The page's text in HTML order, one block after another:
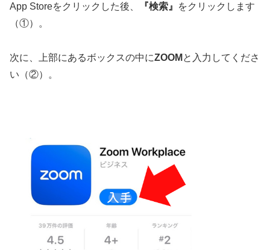
App Storeをクリックした後、 『検索』
をクリックします
（①）。
次に、上部にあるボックスの中にZOOM と入力してくださ
い（②）。